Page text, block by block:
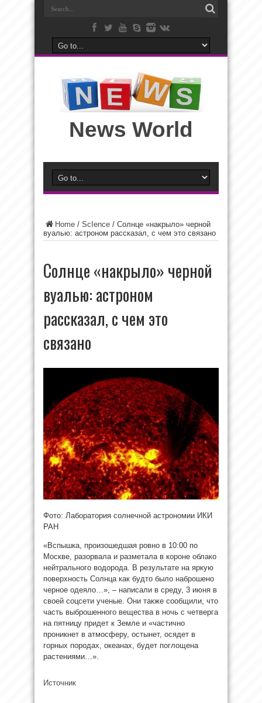
News World
Home / ScIence / Солнце «накрыло» черной
вуалью: астроном рассказал, с чем это связано
Солнце «накрыло» черной
вуалью: астроном
рассказал, с чем это
связано
Фото: Лаборатория солнечной астрономии ИКИ
РАН
«Вспышка, произошедшая ровно в 10:00 по
Москве, разорвала и разметала в короне облако
нейтрального водорода. В результате на яркую
поверхность Солнца как будто было наброшено
черное одеяло…», – написали в среду, 3 июня в
своей соцсети ученые. Они также сообщили, что
часть выброшенного вещества в ночь с четверга
на пятницу придет к Земле и «частично
проникнет в атмосферу, остынет, осядет в
горных породах, океанах, будет поглощена
растениями…».
Источник